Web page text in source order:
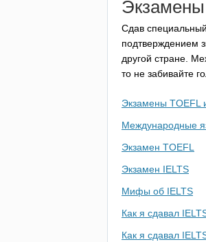
Экзамены
Сдав
подтверждением
другой стране.
то не забивайте
Экзамены TOEFL
Международные
Экзамен TOEFL
Экзамен IELTS
Мифы об IELTS
Как я сдавал
Как я сдавал